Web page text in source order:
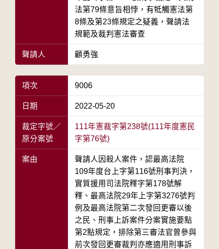
法第79條意旨相悖，有牴觸憲法第
8條及第23條規定之疑義，聲請法
規範及裁判憲法審查
聲請人 顧勇強
項次 9006
日期 2022-05-20
裁定字號／
原分案號
111年憲裁字第238號(111年度憲民
字第76號)
案由
聲請人因殺人案件，認最高法院
109年度台上字第116號刑事判決，
實質援用司法院釋字第178號解
釋、最高法院29年上字第3276號判
例及最高法院第二次發回更審以後
之民、刑事上訴案件分案實施要點
第2點規定，排除第三審法官曾參與
前次發回更審裁判亦應適用刑事訴